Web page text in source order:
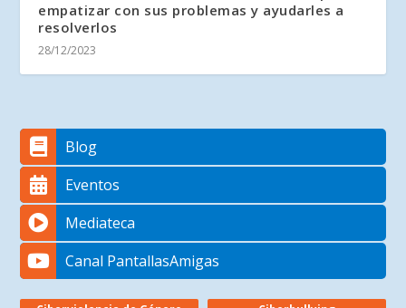
empatizar con sus problemas y ayudarles a
resolverlos
28/12/2023
Blog
Eventos
Mediateca
Canal PantallasAmigas